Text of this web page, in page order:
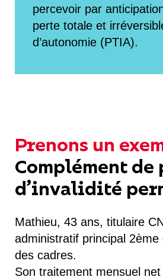
percevoir par
perte totale et
d’autonomie (PTIA).
Prenons un
Complément de
d’invalidité
Mathieu, 43 ans, titulaire
administratif principal
des cadres.
Son traitement mensuel